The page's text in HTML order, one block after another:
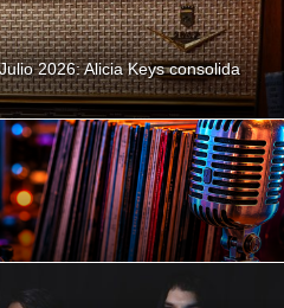
2026: Alicia Keys consolida